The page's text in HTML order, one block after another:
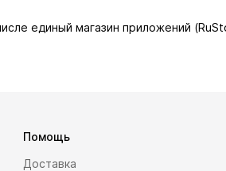
единый магазин приложений
Помощь
Доставка